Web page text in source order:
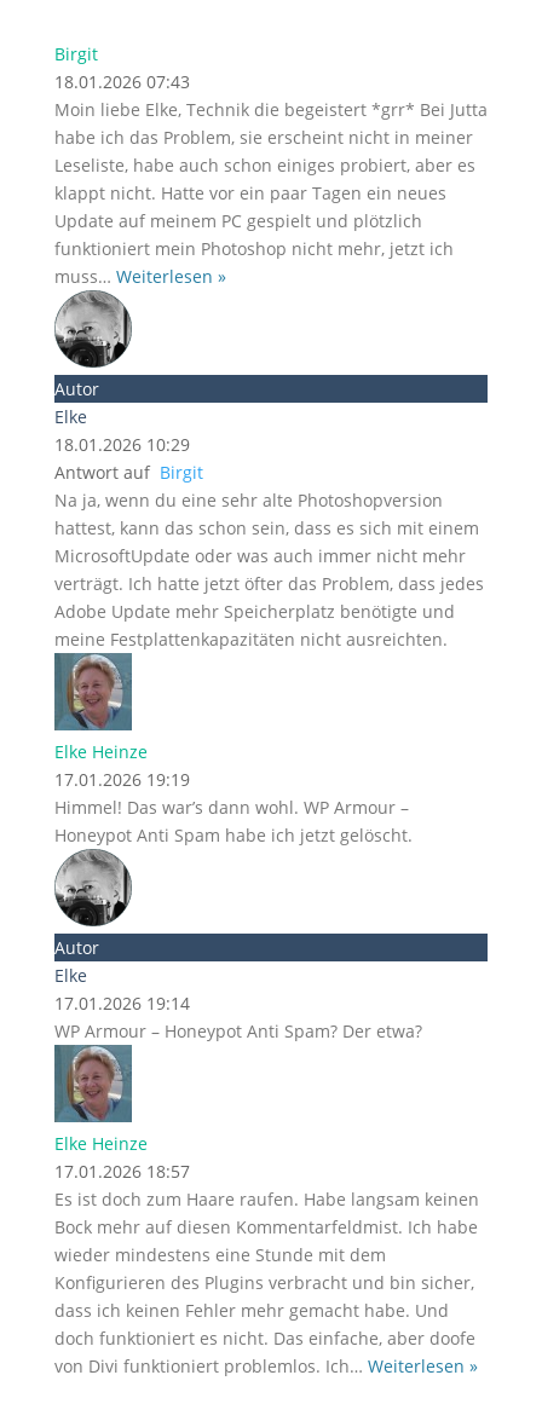
Birgit
18.01.2026 07:43
Moin liebe Elke, Technik die begeistert *grr* Bei Jutta
habe ich das Problem, sie erscheint nicht in meiner
Leseliste, habe auch schon einiges probiert, aber es
klappt nicht. Hatte vor ein paar Tagen ein neues
Update auf meinem PC gespielt und plötzlich
funktioniert mein Photoshop nicht mehr, jetzt ich
muss… Weiterlesen »
Autor
Elke
18.01.2026 10:29
Antwort auf Birgit
Na ja, wenn du eine sehr alte Photoshopversion
hattest, kann das schon sein, dass es sich mit einem
MicrosoftUpdate oder was auch immer nicht mehr
verträgt. Ich hatte jetzt öfter das Problem, dass jedes
Adobe Update mehr Speicherplatz benötigte und
meine Festplattenkapazitäten nicht ausreichten.
Elke Heinze
17.01.2026 19:19
Himmel! Das war’s dann wohl. WP Armour –
Honeypot Anti Spam habe ich jetzt gelöscht.
Autor
Elke
17.01.2026 19:14
WP Armour – Honeypot Anti Spam? Der etwa?
Elke Heinze
17.01.2026 18:57
Es ist doch zum Haare raufen. Habe langsam keinen
Bock mehr auf diesen Kommentarfeldmist. Ich habe
wieder mindestens eine Stunde mit dem
Konfigurieren des Plugins verbracht und bin sicher,
dass ich keinen Fehler mehr gemacht habe. Und
doch funktioniert es nicht. Das einfache, aber doofe
von Divi funktioniert problemlos. Ich… Weiterlesen »